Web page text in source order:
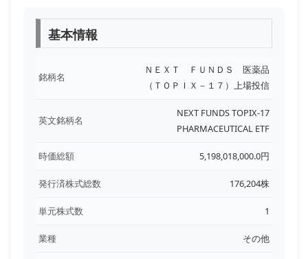
基本情報
銘柄名
ＮＥＸＴ ＦＵＮＤＳ 医薬品
（ＴＯＰＩＸ－１７）上場投信
英文銘柄名
NEXT FUNDS TOPIX-17
PHARMACEUTICAL ETF
時価総額 5,198,018,000.0円
発行済株式総数 176,204株
単元株式数 1
業種 その他